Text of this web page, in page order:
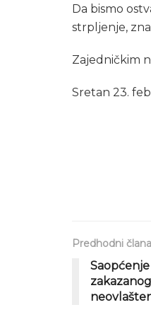
Da bismo
strpljenje,
Zajedničkim
Sretan 23.
Predhodni